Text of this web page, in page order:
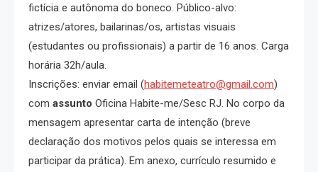
fictícia e autônoma do boneco. Público-alvo:
atrizes/atores, bailarinas/os, artistas visuais
(estudantes ou profissionais) a partir de 16 anos. Carga
horária 32h/aula.
Inscrições: enviar email (habitemeteatro@gmail.com)
com assunto Oficina Habite-me/Sesc RJ. No corpo da
mensagem apresentar carta de intenção (breve
declaração dos motivos pelos quais se interessa em
participar da prática). Em anexo, currículo resumido e